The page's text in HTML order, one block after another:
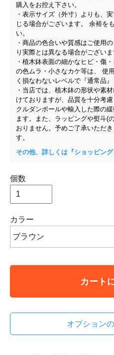
購入をお控え下さい。
・表示サイズ（外寸）よりも、
じる場合がございます。 余裕を
い。
・商品の色合いや質感はご使用
り実際とは異なる場合がございま
・植木鉢表面の細かなヒビ・傷
の色ムラ・小さなカケ等は、 使
く損なわないレベルで『通常品
・当店では、植木鉢の形状や素
けておりますが、品質を十分考
クルダンボールや輸入した際の
ます。また、ラッピングや熨斗(
おりません。予めご了承いただ
す。
その他、詳しくは『ショッピン
個数
カラー
カート
オプション